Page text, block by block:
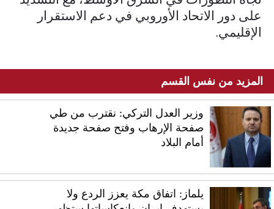
على دور الاتحاد الأوروبي في دعم الاستقرار
الإقليمي.
المزيد من نفس القسم
وزير العدل التركي: نقترب من طي
صفحة الإرهاب وفتح صفحة جديدة
أمام البلاد
يلماز: اتفاق مكة يعزز الردع ولا